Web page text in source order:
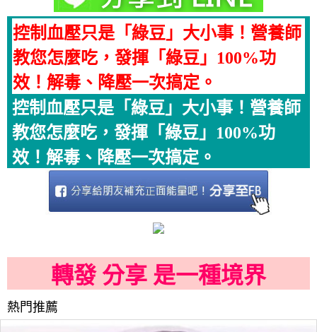
控制血壓只是「綠豆」大小事！營養師
教您怎麼吃，發揮「綠豆」100%功
效！解毒、降壓一次搞定。
控制血壓只是「綠豆」大小事！營養師
教您怎麼吃，發揮「綠豆」100%功
效！解毒、降壓一次搞定。
轉發 分享 是一種境界
熱門推薦